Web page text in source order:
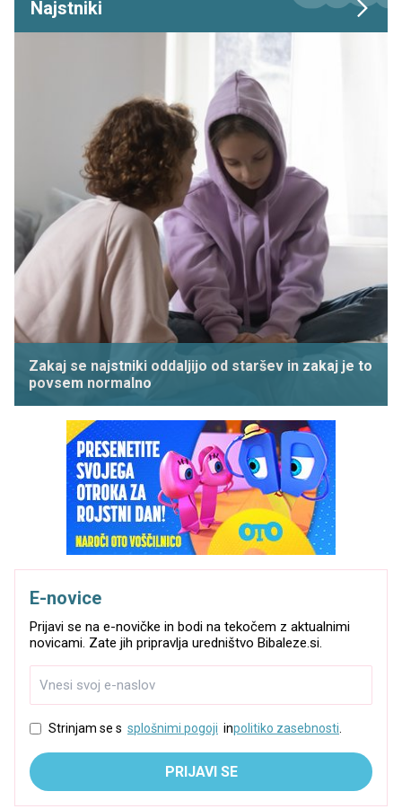
Najstniki
Zakaj se najstniki oddaljijo od staršev in zakaj je to
povsem normalno
E-novice
Prijavi se na e-novičke in bodi na tekočem z aktualnimi
novicami. Zate jih pripravlja uredništvo Bibaleze.si.
Strinjam se s splošnimi pogoji inpolitiko zasebnosti.
PRIJAVI SE